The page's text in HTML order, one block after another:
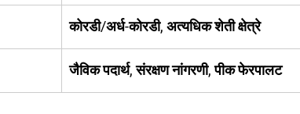
कोरडी/अर्ध-कोरडी, अत्यधिक शेती क्षेत्रे
जैविक पदार्थ, संरक्षण नांगरणी, पीक फेरपालट